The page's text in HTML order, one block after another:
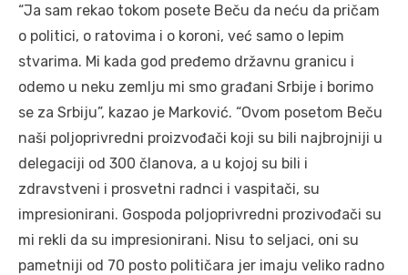
“Ja sam rekao tokom posete Beču da neću da pričam
o politici, o ratovima i o koroni, već samo o lepim
stvarima. Mi kada god pređemo državnu granicu i
odemo u neku zemlju mi smo građani Srbije i borimo
se za Srbiju”, kazao je Marković. “Ovom posetom Beču
naši poljoprivredni proizvođači koji su bili najbrojniji u
delegaciji od 300 članova, a u kojoj su bili i
zdravstveni i prosvetni radnci i vaspitači, su
impresionirani. Gospoda poljoprivredni prozivođači su
mi rekli da su impresionirani. Nisu to seljaci, oni su
pametniji od 70 posto političara jer imaju veliko radno